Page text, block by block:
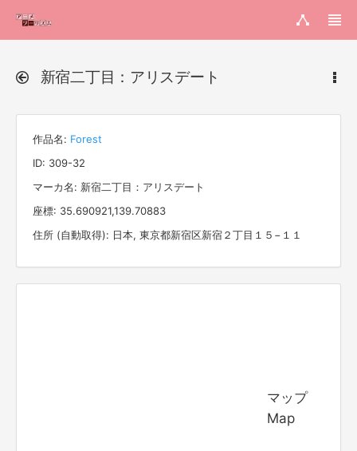
新宿二丁目：アリスデート
作品名: Forest
ID: 309-32
マーカ名: 新宿二丁目：アリスデート
座標: 35.690921,139.70883
住所 (自動取得): 日本, 東京都新宿区新宿２丁目１５−１１
マップ
Map